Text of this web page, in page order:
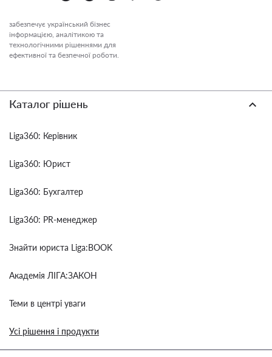
забезпечує український бізнес
інформацією, аналітикою та
технологічними рішеннями для
ефективної та безпечної роботи.
Каталог рішень
Liga360: Керівник
Liga360: Юрист
Liga360: Бухгалтер
Liga360: PR-менеджер
Знайти юриста Liga:BOOK
Академія ЛІГА:ЗАКОН
Теми в центрі уваги
Усі рішення і продукти